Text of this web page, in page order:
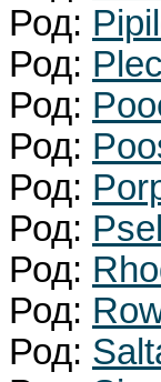
Род:
Род:
Род:
Род:
Род:
Род:
Род:
Род:
Род: